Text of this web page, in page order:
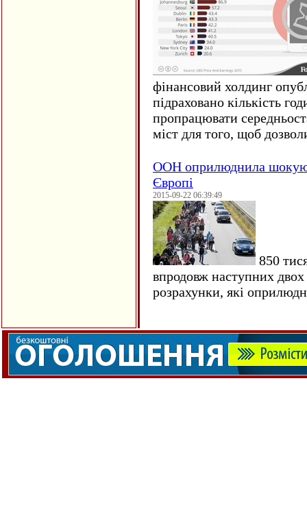
фінансовий холдинг
підраховано кількість
пропрацювати
міст для того, щоб
ООН оприлюднила
Європі
2015-09-22 06:39:49
850
впродовж наступних
розрахунки, які